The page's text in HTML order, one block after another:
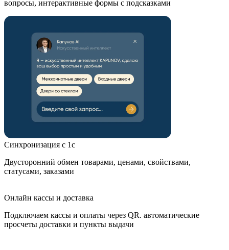
Синхронизация с 1с
Двусторонний обмен товарами, ценами, свойствами,
статусами, заказами
Подключаем кассы и оплаты через QR. автоматические
просчеты доставки и пункты выдачи